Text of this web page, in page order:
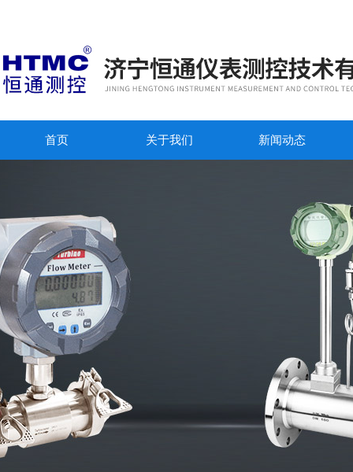
首页 关于我们 新闻动态